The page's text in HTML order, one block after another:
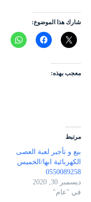
شارك هذا الموضوع:
معجب بهذه:
مرتبط
بيع و تأجير لعبة العصى
الكهربائية ابها/الخميس
0550089258
ديسمبر 30, 2020
في "عام"